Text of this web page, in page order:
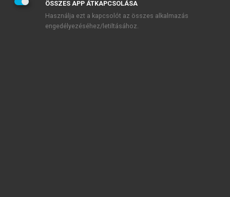
ÖSSZES APP ÁTKAPCSOLÁSA
Használja ezt a kapcsolót az összes alkalmazás
engedélyezéséhez/letiltásához.